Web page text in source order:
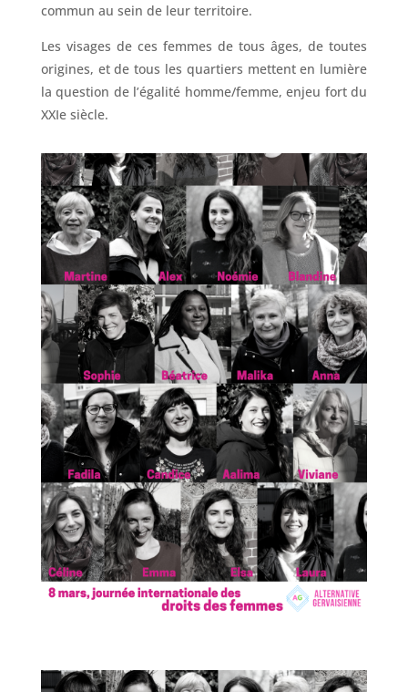
commun au sein de leur territoire.
Les visages de ces femmes de tous âges, de toutes
origines, et de tous les quartiers mettent en lumière
la question de l’égalité homme/femme, enjeu fort du
XXIe siècle.